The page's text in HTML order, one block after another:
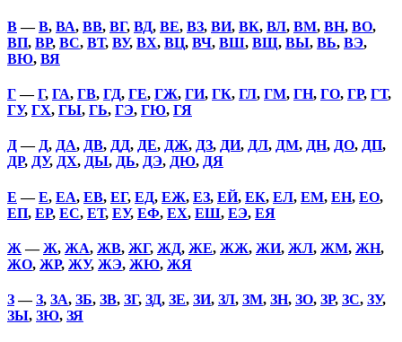
В—В, ВА, ВВ, ВГ, ВД, ВЕ, ВЗ, ВИ, ВК, ВЛ, ВМ, ВН, ВО,
ВП, ВР, ВС, ВТ, ВУ, ВХ, ВЦ, ВЧ, ВШ, ВЩ, ВЫ, ВЬ, ВЭ,
ВЮ, ВЯ
Г—Г, ГА, ГВ, ГД, ГЕ, ГЖ, ГИ, ГК, ГЛ, ГМ, ГН, ГО, ГР, ГТ,
ГУ, ГХ, ГЫ, ГЬ, ГЭ, ГЮ, ГЯ
Д— Д, ДА, ДВ, ДД, ДЕ, ДЖ, ДЗ, ДИ, ДЛ, ДМ, ДН, ДО, ДП,
ДР, ДУ, ДХ, ДЫ, ДЬ, ДЭ, ДЮ, ДЯ
Е —Е, ЕА, ЕВ, ЕГ, ЕД, ЕЖ, ЕЗ, ЕЙ, ЕК, ЕЛ, ЕМ, ЕН, ЕО,
ЕП, ЕР, ЕС, ЕТ, ЕУ, ЕФ, ЕХ, ЕШ, ЕЭ, ЕЯ
Ж —Ж, ЖА, ЖВ, ЖГ, ЖД, ЖЕ, ЖЖ, ЖИ, ЖЛ, ЖМ, ЖН,
ЖО, ЖР, ЖУ, ЖЭ, ЖЮ, ЖЯ
З—З, ЗА, ЗБ, ЗВ, ЗГ, ЗД, ЗЕ, ЗИ, ЗЛ, ЗМ, ЗН, ЗО, ЗР, ЗС, ЗУ,
ЗЫ, ЗЮ, ЗЯ